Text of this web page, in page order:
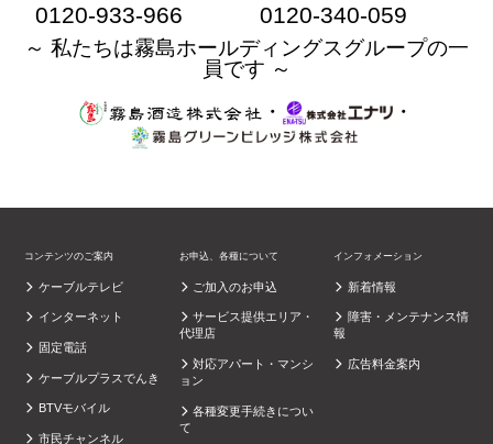
0120-933-966 0120-340-059
～ 私たちは霧島ホールディングスグループの一
員です ～
・
・
コンテンツのご案内
ケーブルテレビ
インターネット
固定電話
ケーブルプラスでんき
BTVモバイル
市民チャンネル
お申込、各種について
ご加入のお申込
サービス提供エリア・
代理店
対応アパート・マンシ
ョン
各種変更手続きについ
て
インフォメーション
新着情報
障害・メンテナンス情
報
広告料金案内